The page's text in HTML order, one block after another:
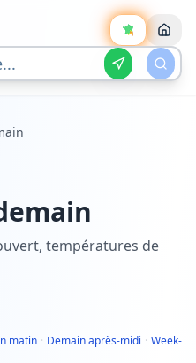
températures de
matin · Demain après-midi · Week-